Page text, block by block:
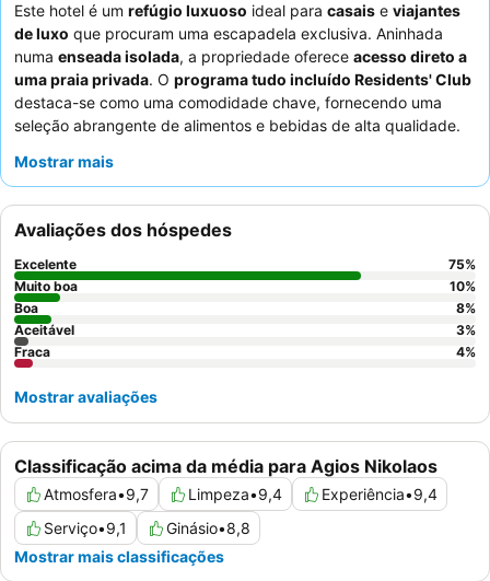
Este hotel é um refúgio luxuoso ideal para casais e viajantes
de luxo que procuram uma escapadela exclusiva. Aninhada
numa enseada isolada, a propriedade oferece acesso direto a
uma praia privada. O programa tudo incluído Residents' Club
destaca-se como uma comodidade chave, fornecendo uma
seleção abrangente de alimentos e bebidas de alta qualidade.
excecionais, com a
experiência, considere reservar um
premiumpara uma decoração elegante e camas confortáveis.
Mostrar mais
Classificação acima da média para Agios Nikolaos
Atmosfera•9,7 Limpeza•9,4 Experiência•9,4
Serviço•9,1 Ginásio•8,8
Mostrar mais classificações
Avaliações dos hóspedes
Excelente 75%
Muito boa
10%
Boa
8%
Aceitável
3%
Fraca
4%
Mostrar avaliações